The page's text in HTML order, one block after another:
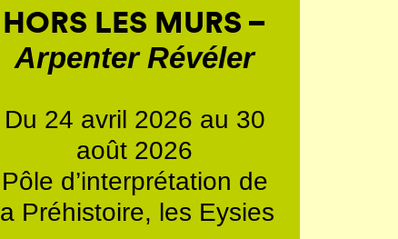
HORS LES MURS –
Arpenter Révéler
Du 24 avril 2026 au 30
août 2026
Pôle d’interprétation de
la Préhistoire, les Eysies